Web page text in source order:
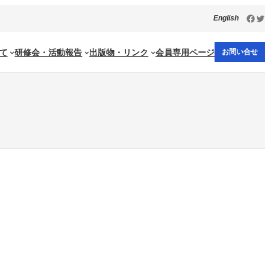
English
研修会・活動報告 出版物・リンク 会員専用ページ お問い合せ